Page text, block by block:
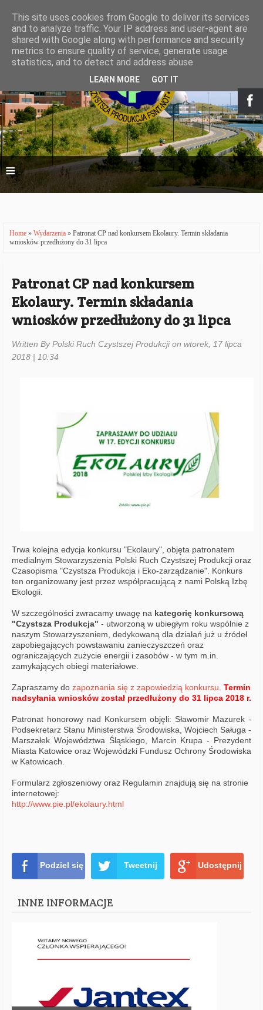
≡
Home » Wydarzenia » Patronat CP nad konkursem Ekolaury. Termin składania
wniosków przedłużony do 31 lipca
Patronat CP nad konkursem
Ekolaury. Termin składania
wniosków przedłużony do 31 lipca
Written By Polski Ruch Czystszej Produkcji on wtorek, 17 lipca
2018 | 10:34
Trwa kolejna edycja konkursu "Ekolaury", objęta patronatem
medialnym Stowarzyszenia Polski Ruch Czystszej Produkcji oraz
Czasopisma "Czystsza Produkcja i Eko-zarządzanie". Konkurs
ten organizowany jest przez współpracującą z nami Polską Izbę
Ekologii.
W szczególności zwracamy uwagę na kategorię konkursową
"Czystsza Produkcja" - utworzoną w ubiegłym roku wspólnie z
naszym Stowarzyszeniem, dedykowaną dla działań już u źródeł
zapobiegających powstawaniu zanieczyszczeń oraz
ograniczających zużycie energii i zasobów - w tym m.in.
zamykających obiegi materiałowe.
Zapraszamy do zapoznania się z zapowiedzią konkursu Termin
nadsyłania wniosków został przedłużony do 31 lipca 2018 r.
Patronat honorowy nad Konkursem objęli: Sławomir Mazurek -
Podsekretarz Stanu Ministerstwa Środowiska, Wojciech Saługa -
Marszałek Województwa Śląskiego, Marcin Krupa - Prezydent
Miasta Katowice oraz Wojewódzki Fundusz Ochrony Środowiska
w Katowicach.
Formularz zgłoszeniowy oraz Regulamin znajdują się na stronie
internetowej:
http://www.pie.pl/ekolaury.html
Podziel się Tweetnij Udostępnij
INNE INFORMACJE
This site uses cookies from Google to deliver its services
and to analyze traffic. Your IP address and user-agent are
shared with Google along with performance and security
metrics to ensure quality of service, generate usage
statistics, and to detect and address abuse.
LEARN MORE GOT IT